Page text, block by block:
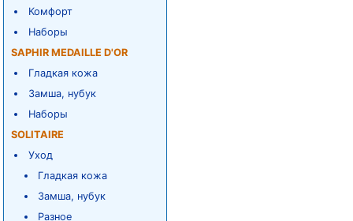
Комфорт
Наборы
SAPHIR MEDAILLE D'OR
Гладкая кожа
Замша, нубук
Наборы
SOLITAIRE
Уход
Гладкая кожа
Замша, нубук
Разное